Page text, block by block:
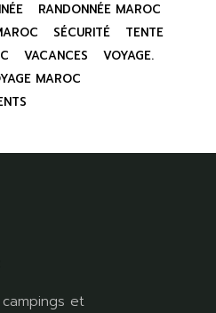
RANDONNÉE MAROC
SÉCURITÉ
TENTE
VACANCES
VOYAGE.
MAROC
et